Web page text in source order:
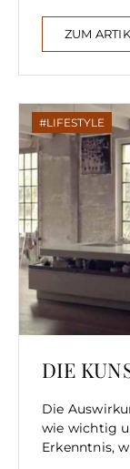
ZUM
LIFESTYLE
DIE
Die
wie wichtig
Erkenntnis,